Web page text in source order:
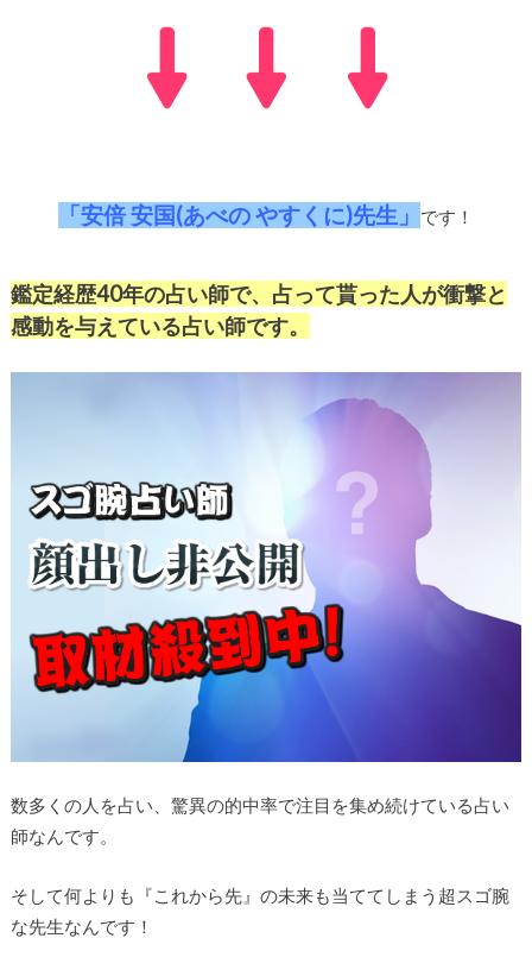
「安倍 安国(あべの やすくに)先生」 です！
鑑定経歴40年の占い師で、占って貰った人が衝撃と
感動を与えている占い師です。
数多くの人を占い、驚異の的中率で注目を集め続けている占い
師なんです。
そして何よりも
『これから先』の未来も当ててしまう超スゴ腕
な先生なんです！